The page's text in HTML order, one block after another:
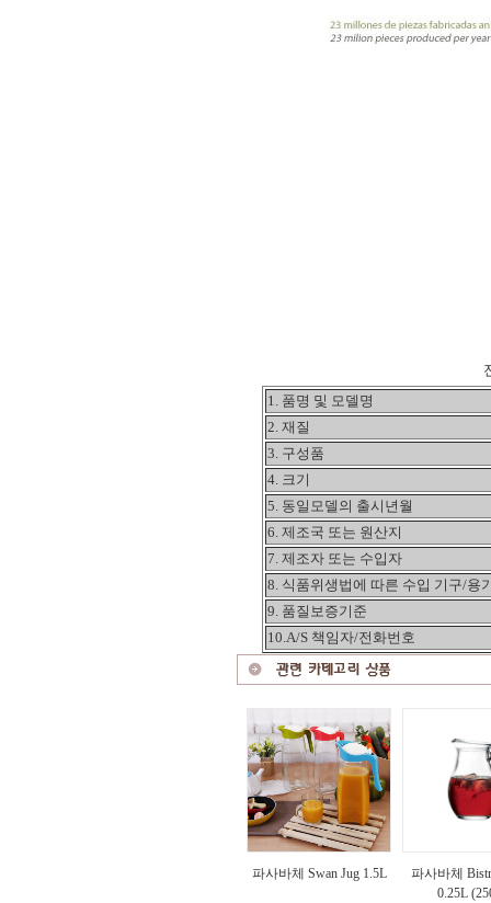
1. 품명 및 모델명
2. 재질
3. 구성품
4. 크기
5. 동일모델의 출시년월
6. 제조국 또는 원산지
7. 제조자 또는 수입자
8. 식품위생법에 따른 수입 기구/용
9. 품질보증기준
10.A/S 책임자/전화번호
파사바체 Swan Jug 1.5L
파사바체
0.25L